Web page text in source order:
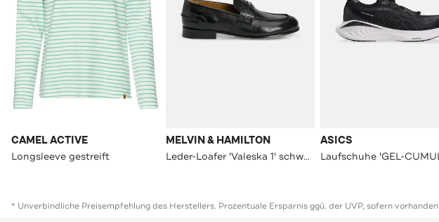
CAMEL ACTIVE
Longsleeve gestreift
MELVIN & HAMILTON
Leder-Loafer 'Valeska 1' schwarz
ASICS
* Unverbindliche Preisempfehlung des Herstellers. Prozentuale Ersparnis ggü. der UVP, sofern vorhanden